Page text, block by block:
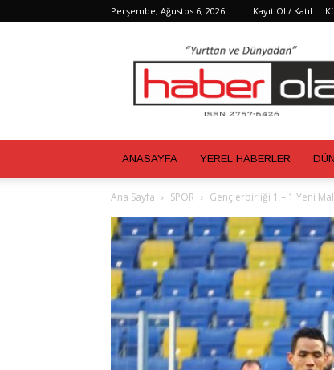
Perşembe, Ağustos 6, 2026 Kayıt Ol / Katıl
ANASAYFA YEREL HABERLER
Ana Sayfa SPOR Gençlerbirliği 1 – 1 Yeni